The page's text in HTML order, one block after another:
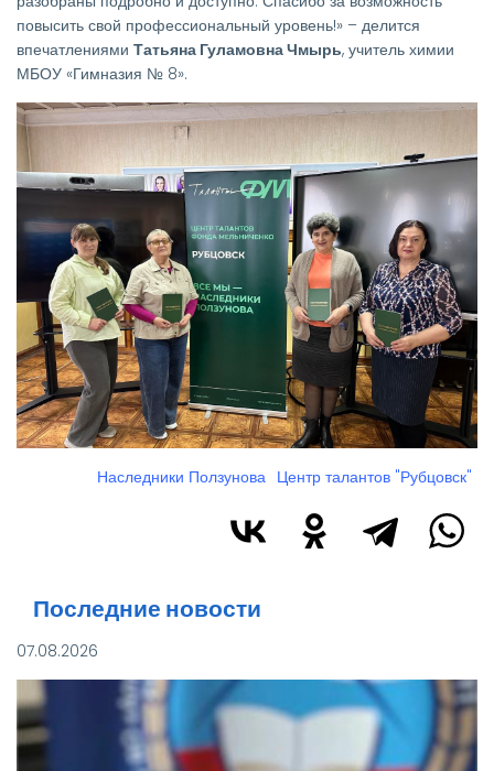
повысить свой профессиональный уровень!» – делится
впечатлениями Татьяна Гуламовна Чмырь, учитель химии
МБОУ «Гимназия № 8».
Изображение
Наследники Ползунова Центр талантов "Рубцовск"
Последние новости
07.08.2026